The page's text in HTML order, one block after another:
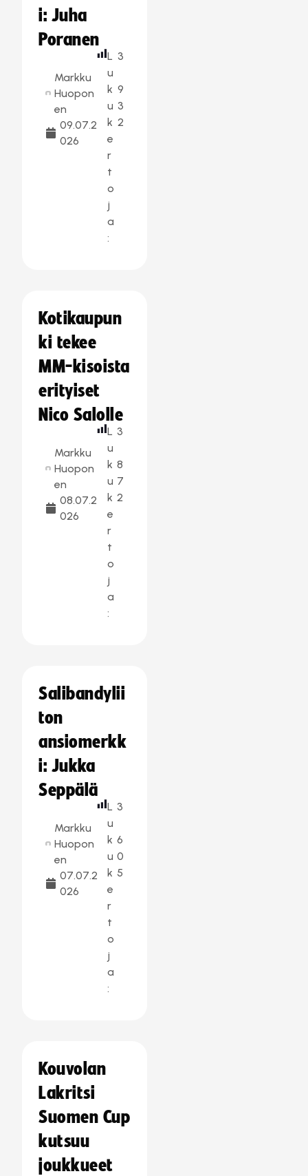
i: Juha
Poranen
Markku
Huopon
en
09.07.2
026
L
u
k
u
k
e
r
t
o
j
a
:
3
9
3
2
Kotikaupun
ki tekee
MM-kisoista
erityiset
Nico Salolle
Markku
Huopon
en
08.07.2
026
L
u
k
u
k
e
r
t
o
j
a
:
3
8
7
2
Salibandylii
ton
ansiomerkk
i: Jukka
Seppälä
Markku
Huopon
en
07.07.2
026
L
u
k
u
k
e
r
t
o
j
a
:
3
6
0
5
Kouvolan
Lakritsi
Suomen Cup
kutsuu
joukkueet